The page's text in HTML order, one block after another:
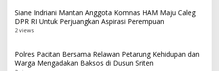
Siane Indriani Mantan Anggota Komnas HAM Maju Caleg
DPR RI Untuk Perjuangkan Aspirasi Perempuan
2 views
Polres Pacitan Bersama Relawan Petarung Kehidupan dan
Warga Mengadakan Baksos di Dusun Sriten